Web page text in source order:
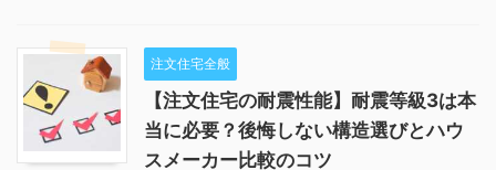
注文住宅全般
【注文住宅の耐震性能】耐震等級3は本
当に必要？後悔しない構造選びとハウ
スメーカー比較のコツ